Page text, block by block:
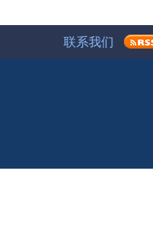
联系我们